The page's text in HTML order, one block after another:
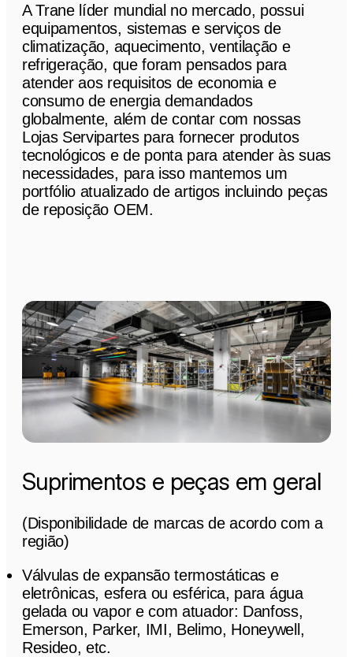
A Trane líder mundial no mercado, possui
equipamentos, sistemas e serviços de
climatização, aquecimento, ventilação e
refrigeração, que foram pensados ​​para
atender aos requisitos de economia e
consumo de energia demandados
globalmente, além de contar com nossas
Lojas Servipartes para fornecer produtos
tecnológicos e de ponta para atender às suas
necessidades, para isso mantemos um
portfólio atualizado de artigos incluindo peças
de reposição OEM.
Suprimentos e peças em geral
(Disponibilidade de marcas de acordo com a
região)
Válvulas de expansão termostáticas e
eletrônicas, esfera ou esférica, para água
gelada ou vapor e com atuador: Danfoss,
Emerson, Parker, IMI, Belimo, Honeywell,
Resideo, etc.